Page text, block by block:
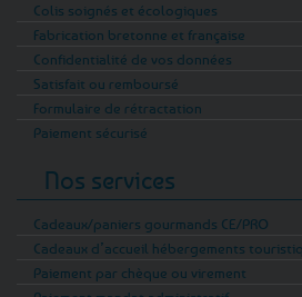
Colis soignés et écologiques
Fabrication bretonne et française
Confidentialité de vos données
Satisfait ou remboursé
Formulaire de rétractation
Paiement sécurisé
Nos services
Cadeaux/paniers gourmands CE/PRO
Cadeaux d’accueil hébergements
Paiement par chèque ou virement